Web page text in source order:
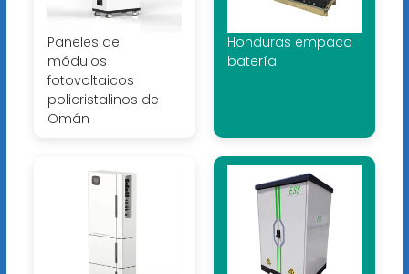
Paneles de
módulos
fotovoltaicos
policristalinos de
Omán
Honduras empaca
batería